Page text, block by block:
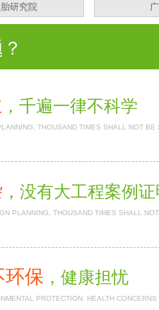
研究院
，千遍一律不科学
THOUSAND TIMES SHALL NOT BE
，没有大工程案例
PLANNING, THOUSAND TIMES SHALL
环保 ，健康担忧
PROTECTION, HEALTH CONCERNS